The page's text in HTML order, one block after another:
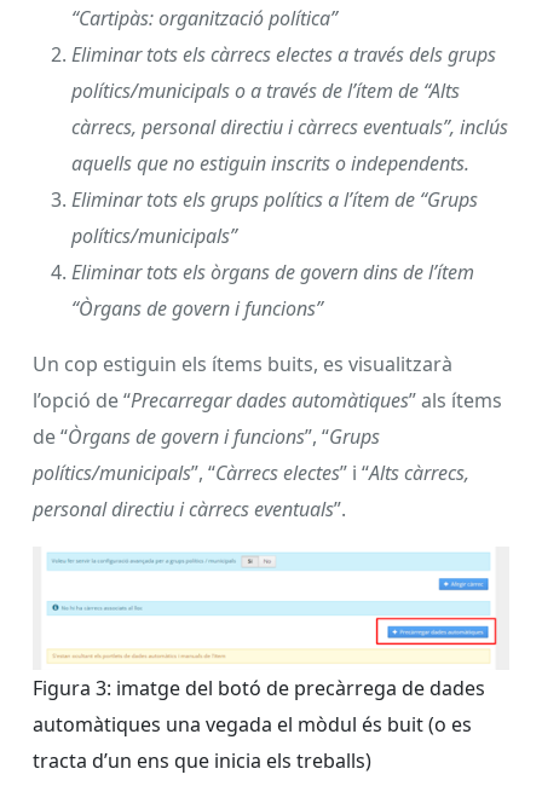
“Cartipàs: organització política”
Eliminar tots els càrrecs electes a través dels grups
polítics/municipals o a través de l’ítem de “Alts
càrrecs, personal directiu i càrrecs eventuals”, inclús
aquells que no estiguin inscrits o independents.
Eliminar tots els grups polítics a l’ítem de “Grups
polítics/municipals”
Eliminar tots els òrgans de govern dins de l’ítem
“Òrgans de govern i funcions”
Un cop estiguin els ítems buits, es visualitzarà
l’opció de “Precarregar dades automàtiques” als ítems
de “Òrgans de govern i funcions”, “Grups
polítics/municipals”, “Càrrecs electes” i “Alts càrrecs,
personal directiu i càrrecs eventuals”.
Figura 3: imatge del botó de precàrrega de dades
automàtiques una vegada el mòdul és buit (o es
tracta d’un ens que inicia els treballs)